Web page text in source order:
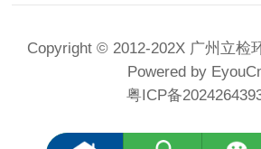
Copyright © 2012-202X 广州立检
Powered by
粤ICP备